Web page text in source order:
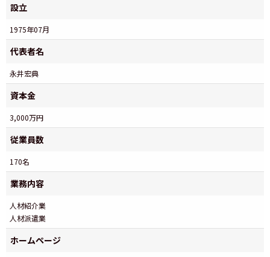
設立
1975年07月
代表者名
永井宏典
資本金
3,000万円
従業員数
170名
業務内容
人材紹介業
人材派遣業
ホームページ